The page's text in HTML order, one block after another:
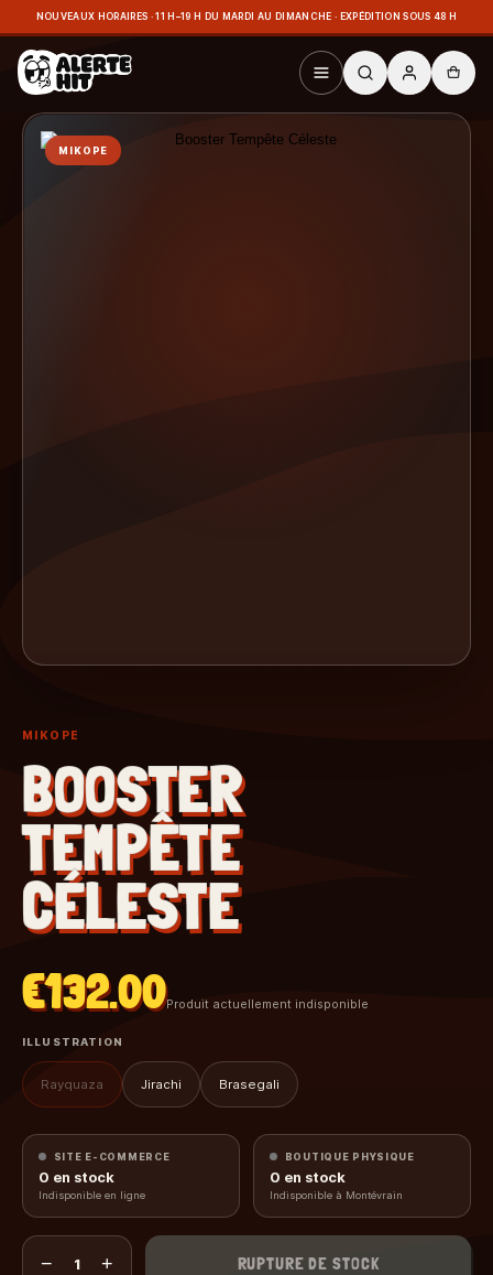
NOUVEAUX HORAIRES · 11 H–19 H DU MARDI AU DIMANCHE · EXPÉDITION SOUS 48 H
MIKOPE
MIKOPE
BOOSTER
TEMPÊTE
CÉLESTE
€132.00Produit actuellement indisponible
ILLUSTRATION
Rayquaza Jirachi Brasegali
SITE E-COMMERCE
0 en stock
Indisponible en ligne
BOUTIQUE PHYSIQUE
0 en stock
Indisponible à Montévrain
− 1 + RUPTURE DE STOCK